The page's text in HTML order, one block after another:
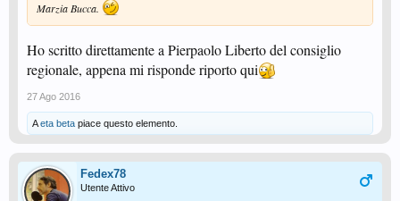
Marzia Bucca.
Ho scritto direttamente a Pierpaolo Liberto del consiglio
regionale, appena mi risponde riporto qui
27 Ago 2016
Aeta beta piace questo elemento.
Fedex78
Utente Attivo